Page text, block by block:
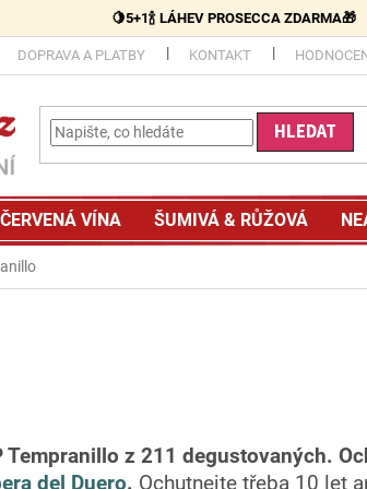
🍋5+1🍾 LÁHEV PROSECCA ZDARMA🎁
DOPRAVA A PLATBY KONTAKT
HLEDAT
ČERVENÁ VÍNA ŠUMIVÁ & RŮŽOVÁ
Tempranillo z 211 degustovaných.
del Duero. Ochutnejte třeba 10 let